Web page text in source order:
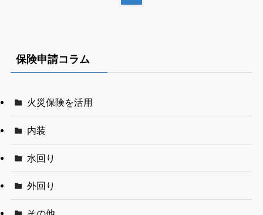
保険申請コラム
火災保険を活用
内装
水回り
外回り